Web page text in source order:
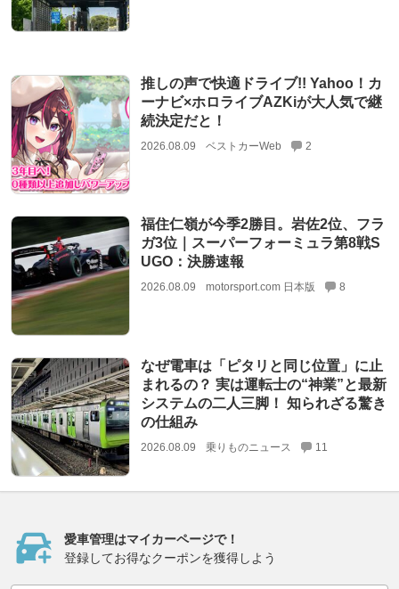
推しの声で快適ドライブ!! Yahoo！カ
ーナビ×ホロライブAZKiが大人気で継
続決定だと！
2026.08.09 ベストカーWeb 2
福住仁嶺が今季2勝目。岩佐2位、フラ
ガ3位｜スーパーフォーミュラ第8戦S
UGO：決勝速報
2026.08.09 motorsport.com 日本版 8
なぜ電車は「ピタリと同じ位置」に止
まれるの？ 実は運転士の“神業”と最新
システムの二人三脚！ 知られざる驚き
の仕組み
2026.08.09 乗りものニュース 11
愛車管理はマイカーページで！
登録してお得なクーポンを獲得しよう